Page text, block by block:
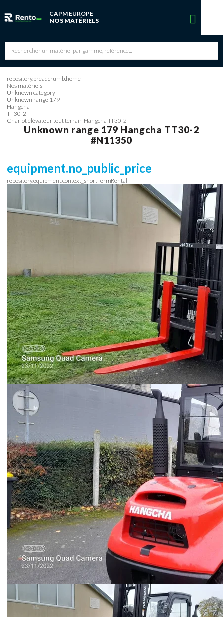
CAPM EUROPE
NOS MATÉRIELS
repository.breadcrumb.home
Nos matériels
Unknown category
Unknown range 179
Hangcha
TT30-2
Chariot élévateur tout terrain Hangcha TT30-2
Unknown range 179 Hangcha TT30-2
#N11350
equipment.no_public_price
repository.equipment.context_shortTermRental
Vous avez une réservation en cours